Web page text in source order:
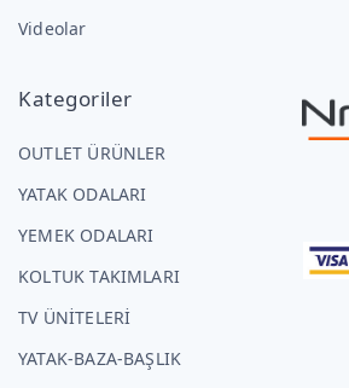
Videolar
Kategoriler
OUTLET ÜRÜNLER
YATAK ODALARI
YEMEK ODALARI
KOLTUK TAKIMLARI
TV ÜNİTELERİ
YATAK-BAZA-BAŞLIK